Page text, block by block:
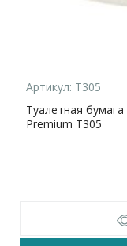
Артикул: T305
Туалетная
Premium T305